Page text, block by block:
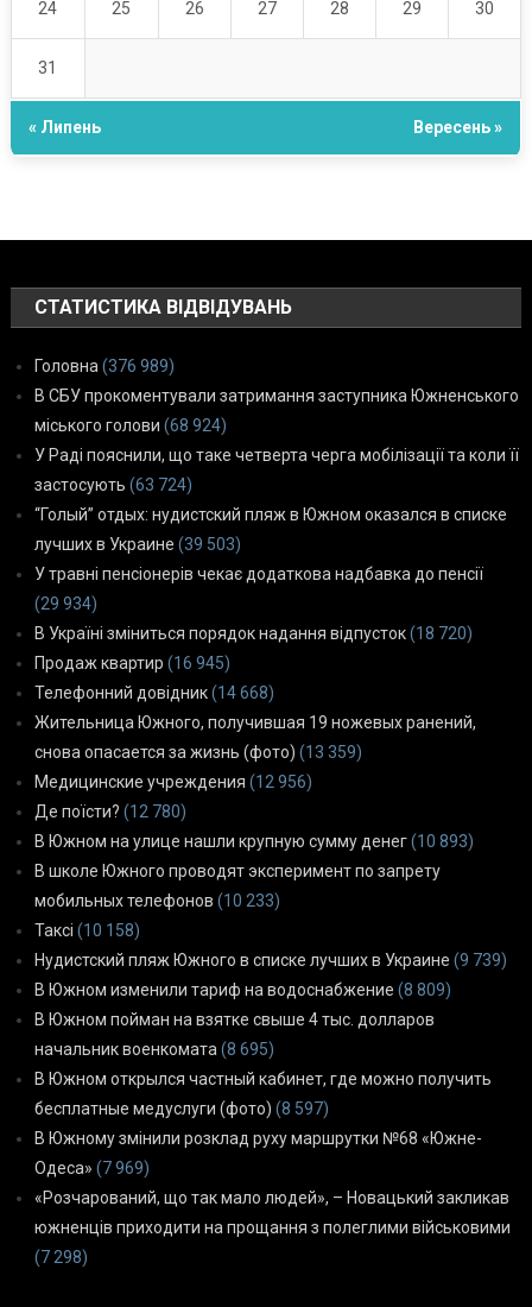
24 25 26 27 28 29 30
31
« Липень Вересень »
СТАТИСТИКА ВІДВІДУВАНЬ
Головна (376 989)
В СБУ прокоментували затримання заступника Южненського
міського голови (68 924)
У Раді пояснили, що таке четверта черга мобілізації та коли її
застосують (63 724)
“Голый” отдых: нудистский пляж в Южном оказался в списке
лучших в Украине (39 503)
У травні пенсіонерів чекає додаткова надбавка до пенсії
(29 934)
В Україні зміниться порядок надання відпусток(18 720)
Продаж квартир (16 945)
Телефонний довідник(14 668)
Жительница Южного, получившая 19 ножевых ранений,
снова опасается за жизнь (фото) (13 359)
Медицинские учреждения (12 956)
Де поїсти? (12 780)
В Южном на улице нашли крупную сумму денег(10 893)
В школе Южного проводят эксперимент по запрету
мобильных телефонов (10 233)
Таксі (10 158)
Нудистский пляж Южного в списке лучших в Украине (9 739)
В Южном изменили тариф на водоснабжение (8 809)
В Южном пойман на взятке свыше 4 тыс. долларов
начальник военкомата (8 695)
В Южном открылся частный кабинет, где можно получить
бесплатные медуслуги (фото) (8 597)
В Южному змінили розклад руху маршрутки №68 «Южне-
Одеса» (7 969)
«Розчарований, що так мало людей», – Новацький закликав
южненців приходити на прощання з полеглими військовими
(7 298)